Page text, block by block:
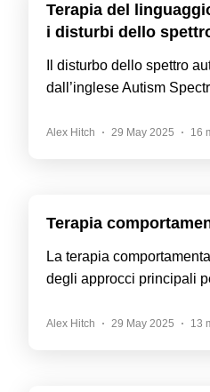
Terapia del
i disturbi dello
Il disturbo dello spettro
dall’inglese Autism
Alex Hitch 29 May 2025 16
Terapia
La terapia
degli approcci principali
Alex Hitch 29 May 2025 13